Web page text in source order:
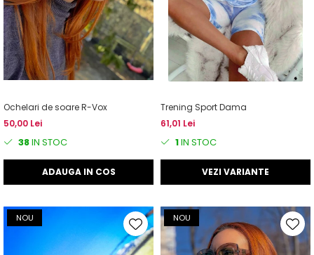
Ochelari de soare R-Vox
50,00 Lei
38IN STOC
ADAUGA IN COS
Trening Sport Dama
61,01 Lei
1IN STOC
VEZI VARIANTE
NOU NOU